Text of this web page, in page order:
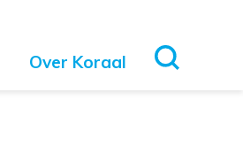
Over Koraal